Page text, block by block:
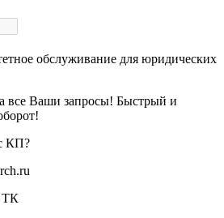
обслуживание для юридических
все Ваши запросы! Быстрый и
КП?
ТК